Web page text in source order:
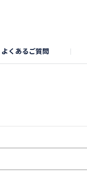
よくあるご質問